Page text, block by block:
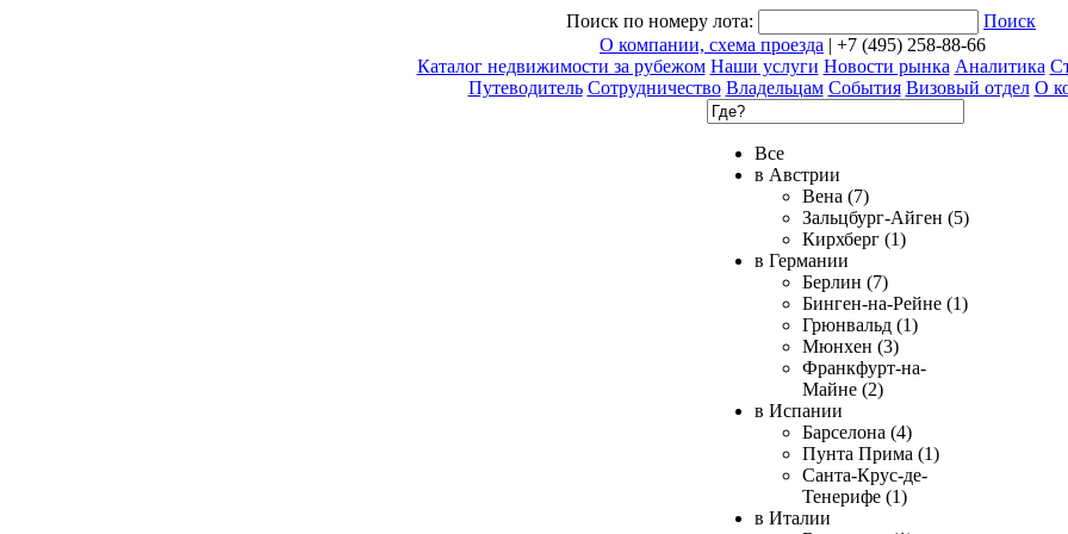
Поиск по номеру лота:
Поиск
О компании, схема проезда | +7 (495) 258-88-66
Каталог недвижимости за рубежом Наши услуги Новости рынка Аналитика
Путеводитель Сотрудничество Владельцам События Визовый отдел О
Все
в Австрии
Вена (7)
Зальцбург-Айген (5)
Кирхберг (1)
в Германии
Берлин (7)
Бинген-на-Рейне (1)
Грюнвальд (1)
Мюнхен (3)
Франкфурт-на-
Майне (2)
в Испании
Барселона (4)
Пунта Прима (1)
Санта-Крус-де-
Тенерифе (1)
в Италии